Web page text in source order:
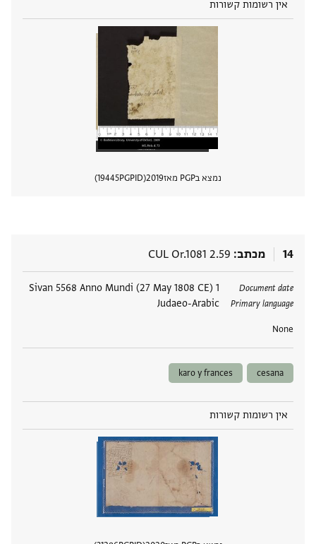
אין רשומות קשורות
נמצא בPGP מאז 2019
PGPID
19445
14 מכתב CUL Or.1081 2.59
Document date
1 Sivan 5568 Anno Mundi (27 May 1808 CE)
Primary language
Judaeo-Arabic
None
תגים
cesana
karo y frances
אין רשומות קשורות